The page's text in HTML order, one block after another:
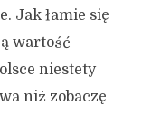
Jak łamie się
wartość
niestety
niż zobaczę